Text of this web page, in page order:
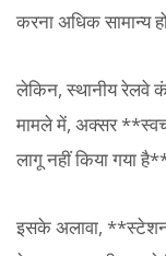
करना अधिक सामान्य
लेकिन, स्थानीय रेलवे
मामले में, अक्सर
लागू नहीं किया गया
इसके अलावा,